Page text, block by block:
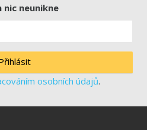
nic neunikne
osobních údajů.